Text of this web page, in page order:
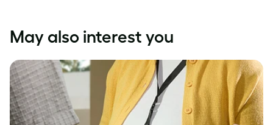
May also interest you